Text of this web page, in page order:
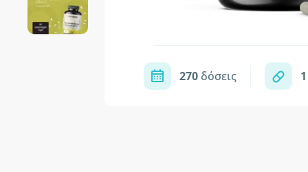
270 δόσεις 1